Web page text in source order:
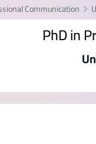
Communication
PhD in